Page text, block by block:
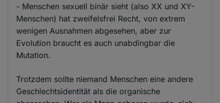
- Menschen sexuell binär sieht (also XX und XY-
Menschen) hat zweifelsfrei Recht, von extrem
wenigen Ausnahmen abgesehen, aber zur
Evolution braucht es auch unabdingbar die
Mutation.
Trotzdem sollte niemand Menschen eine andere
Geschlechtsidentität als die organische